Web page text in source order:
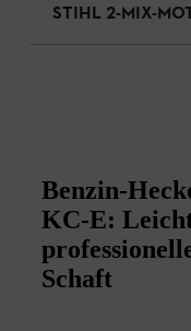
STIHL 2-MIX-
Benzin-
KC-E:
Schaft